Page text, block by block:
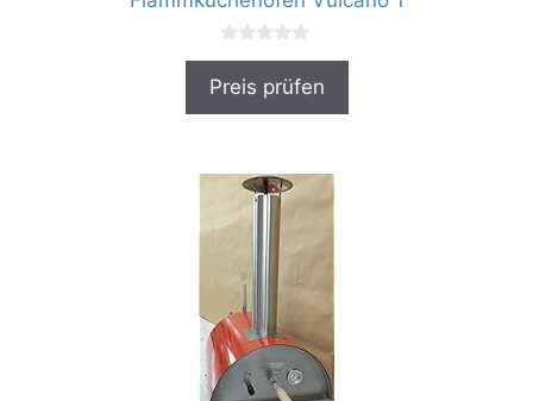
0
o
Preis prüfen